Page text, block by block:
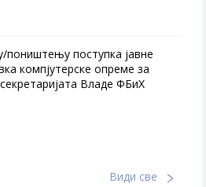
поступка јавне
компјутерске опреме за
Владе ФБиХ
Види све